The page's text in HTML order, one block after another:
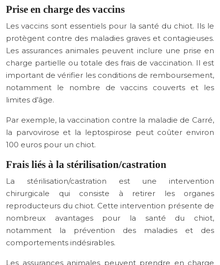
Prise en charge des vaccins
Les vaccins sont essentiels pour la santé du chiot. Ils le
protègent contre des maladies graves et contagieuses.
Les assurances animales peuvent inclure une prise en
charge partielle ou totale des frais de vaccination. Il est
important de vérifier les conditions de remboursement,
notamment le nombre de vaccins couverts et les
limites d’âge.
Par exemple, la vaccination contre la maladie de Carré,
la parvovirose et la leptospirose peut coûter environ
100 euros pour un chiot.
Frais liés à la stérilisation/castration
La stérilisation/castration est une intervention
chirurgicale qui consiste à retirer les organes
reproducteurs du chiot. Cette intervention présente de
nombreux avantages pour la santé du chiot,
notamment la prévention des maladies et des
comportements indésirables.
Les assurances animales peuvent prendre en charge